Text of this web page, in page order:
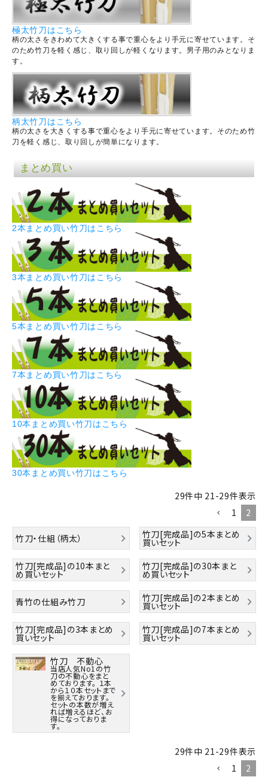
極太竹刀はこちら
柄の太さをきわめて大きくする事で重心をより手元に寄せています。そ
のため竹刀を軽く感じ、取り回しが軽くなります。男子用のみとなりま
す。
柄太竹刀はこちら
柄の太さを大きくする事で重心をより手元に寄せています。そのため竹
刀を軽く感じ、取り回しが簡単になります。
まとめ買い
2本まとめ買い竹刀はこちら
3本まとめ買い竹刀はこちら
5本まとめ買い竹刀はこちら
7本まとめ買い竹刀はこちら
10本まとめ買い竹刀はこちら
30本まとめ買い竹刀はこちら
29件中 21 -29件表示
1
2
竹刀・仕組（柄太） 竹刀[完成品]の5本まとめ
買いセット
竹刀[完成品]の10本まと
め買いセット
竹刀[完成品]の30本まと
め買いセット
青竹の仕組み竹刀 竹刀[完成品]の2本まとめ
買いセット
竹刀[完成品]の3本まとめ
買いセット
竹刀[完成品]の7本まとめ
買いセット
竹刀 不動心
当店人気No1の竹
刀の不動心をまと
めております。 １本
から１０本セットまで
を揃えております。
セットの本数が増え
れば増えるほど、お
得になっておりま
す。
29件中 21 -29件表示
1
2